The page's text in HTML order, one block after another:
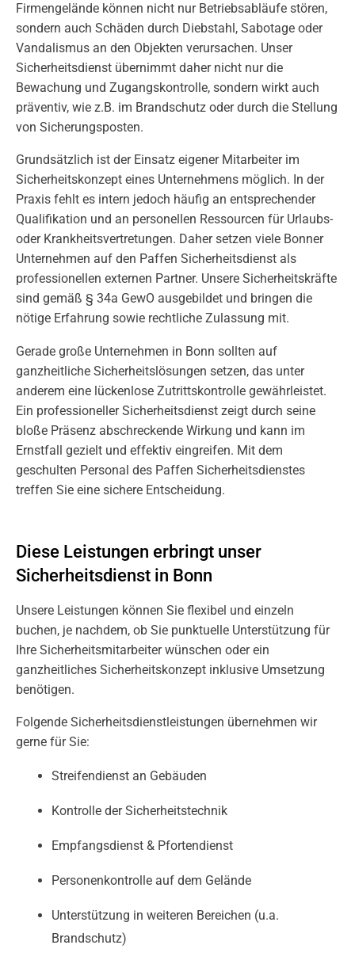
Firmengelände können nicht nur Betriebsabläufe stören,
sondern auch Schäden durch Diebstahl, Sabotage oder
Vandalismus an den Objekten verursachen. Unser
Sicherheitsdienst übernimmt daher nicht nur die
Bewachung und Zugangskontrolle, sondern wirkt auch
präventiv, wie z.B. im Brandschutz oder durch die Stellung
von Sicherungsposten.
Grundsätzlich ist der Einsatz eigener Mitarbeiter im
Sicherheitskonzept eines Unternehmens möglich. In der
Praxis fehlt es intern jedoch häufig an entsprechender
Qualifikation und an personellen Ressourcen für Urlaubs-
oder Krankheitsvertretungen. Daher setzen viele Bonner
Unternehmen auf den Paffen Sicherheitsdienst als
professionellen externen Partner. Unsere Sicherheitskräfte
sind gemäß § 34a GewO ausgebildet und bringen die
nötige Erfahrung sowie rechtliche Zulassung mit.
Gerade große Unternehmen in Bonn sollten auf
ganzheitliche Sicherheitslösungen setzen, das unter
anderem eine lückenlose Zutrittskontrolle gewährleistet.
Ein professioneller Sicherheitsdienst zeigt durch seine
bloße Präsenz abschreckende Wirkung und kann im
Ernstfall gezielt und effektiv eingreifen. Mit dem
geschulten Personal des Paffen Sicherheitsdienstes
treffen Sie eine sichere Entscheidung.
Diese Leistungen erbringt unser
Sicherheitsdienst in Bonn
Unsere Leistungen können Sie flexibel und einzeln
buchen, je nachdem, ob Sie punktuelle Unterstützung für
Ihre Sicherheitsmitarbeiter wünschen oder ein
ganzheitliches Sicherheitskonzept inklusive Umsetzung
benötigen.
Folgende Sicherheitsdienstleistungen übernehmen wir
gerne für Sie:
Streifendienst an Gebäuden
Kontrolle der Sicherheitstechnik
Empfangsdienst & Pfortendienst
Personenkontrolle auf dem Gelände
Unterstützung in weiteren Bereichen (u.a.
Brandschutz)